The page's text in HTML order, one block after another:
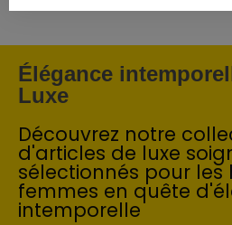
Élégance
Luxe
Découvrez notre
d'articles de luxe
sélectionnés pour les
femmes en quête
intemporelle